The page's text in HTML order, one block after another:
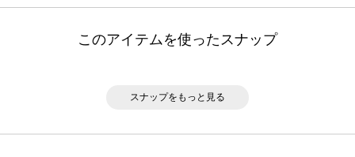
このアイテムを使ったスナップ
スナップをもっと見る